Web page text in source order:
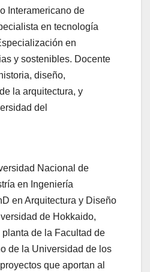
Interamericano de
en tecnología
en
y sostenibles. Docente
diseño,
la arquitectura, y
del
Nacional de
en Ingeniería
en Arquitectura y Diseño
de Hokkaido,
de la Facultad de
de la Universidad de los
que aportan al